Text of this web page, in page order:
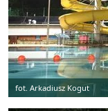
fot. Arkadiusz Kogut